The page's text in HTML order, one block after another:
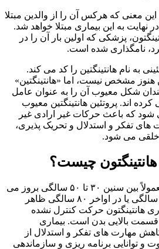
که هرکس آن را از والدین مبتلا
به این بیماری مبتلا خواهد شد.
پزشکی که اولین بار آن را در
هانتینگتین را کد می کند.
مشخص نیست، اما «هانتینگتین»
شکل معیوب آن را به عنوان عامل
اند. پروتئین هانتینگتین معیوب
باعث حرکات غیر ارادی غیر
و استدلال و تحریک پذیری،
می شود.
چیست؟
علائم بیماری هانتینگتون معمولاً بین سنین ۳۰ تا ۵۰ سالگی بروز می
کند، اما می تواند در سن ۲ سالگی یا در اواخر ۸۰ سالگی ظاهر
حرکت کنترل نشده
بالایی بدن است. بیماری
های تفکر و استدلال از
برنامه ریزی و سازماندهی